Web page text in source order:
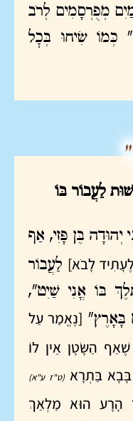
מְפֻרְסָמִים לְרֹב
כְּמוֹ שִׂיחוּ בְּכׇל
לַעֲבוֹר בּוֹ
יְהוּדָה בֶּן פָּזִי, אַף
לָבֹא] לַעֲבוֹר
בּוֹ אֳנִי שַׁיִט",
בָּאָרֶץ" [נֶאֱמַר עַל
הַשָּׂטָן אֵין לוֹ
בָּבָא בַּתְרָא(ט"ז ע"א)
הָרָע הוּא מַלְאַךְ